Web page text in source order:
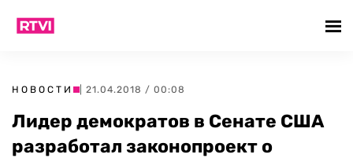
НОВОСТИ | 21.04.2018 / 00:08
Лидер демократов в Сенате США
разработал законопроект о